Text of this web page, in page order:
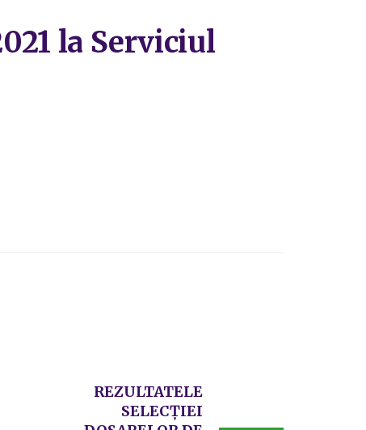
la Serviciul
REZULTATELE
SELECŢIEI